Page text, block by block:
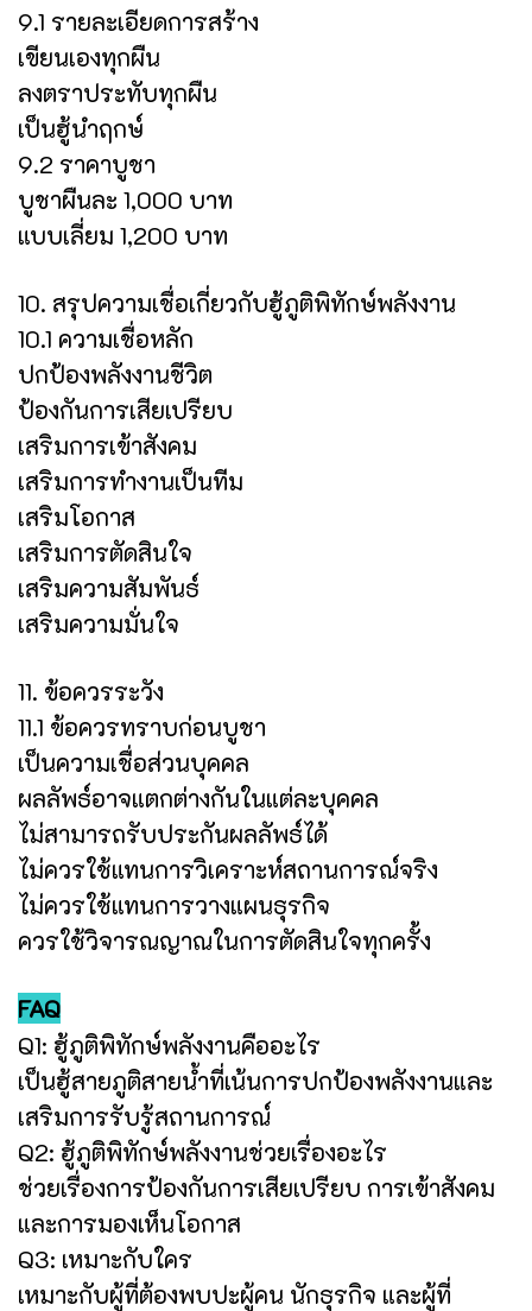
9.1 รายละเอียดการสร้าง
เขียนเองทุกผืน
ลงตราประทับทุกผืน
เป็นฮู้นำฤกษ์
9.2 ราคาบูชา
บูชาผืนละ 1,000 บาท
แบบเลี่ยม 1,200 บาท
10. สรุปความเชื่อเกี่ยวกับฮู้ภูติพิทักษ์พลังงาน
10.1 ความเชื่อหลัก
ปกป้องพลังงานชีวิต
ป้องกันการเสียเปรียบ
เสริมการเข้าสังคม
เสริมการทำงานเป็นทีม
เสริมโอกาส
เสริมการตัดสินใจ
เสริมความสัมพันธ์
เสริมความมั่นใจ
11. ข้อควรระวัง
11.1 ข้อควรทราบก่อนบูชา
เป็นความเชื่อส่วนบุคคล
ผลลัพธ์อาจแตกต่างกันในแต่ละบุคคล
ไม่สามารถรับประกันผลลัพธ์ได้
ไม่ควรใช้แทนการวิเคราะห์สถานการณ์จริง
ไม่ควรใช้แทนการวางแผนธุรกิจ
ควรใช้วิจารณญาณในการตัดสินใจทุกครั้ง
FAQ
Q1: ฮู้ภูติพิทักษ์พลังงานคืออะไร
เป็นฮู้สายภูติสายน้ำที่เน้นการปกป้องพลังงานและ
เสริมการรับรู้สถานการณ์
Q2: ฮู้ภูติพิทักษ์พลังงานช่วยเรื่องอะไร
ช่วยเรื่องการป้องกันการเสียเปรียบ การเข้าสังคม
และการมองเห็นโอกาส
Q3: เหมาะกับใคร
เหมาะกับผู้ที่ต้องพบปะผู้คน นักธุรกิจ และผู้ที่